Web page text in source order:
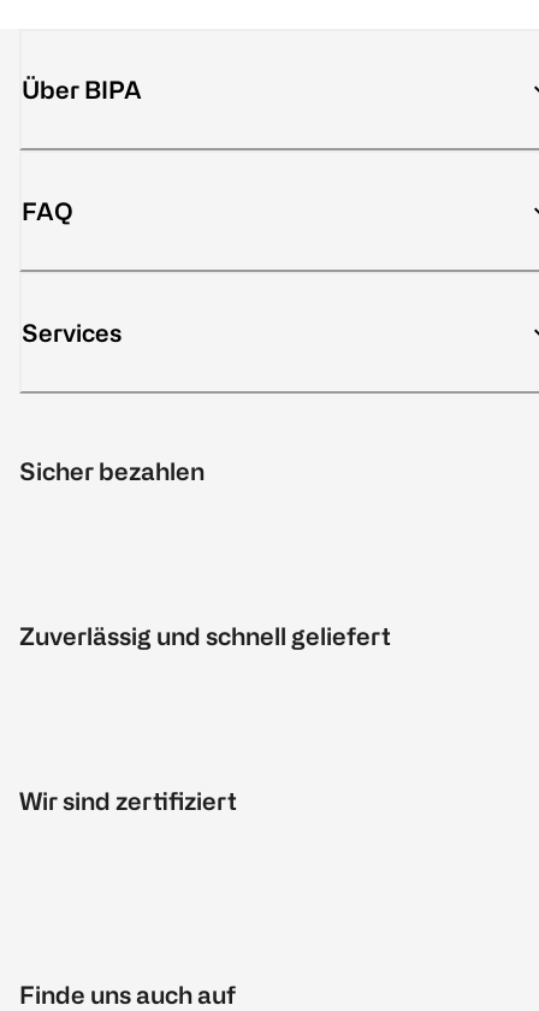
Über BIPA
FAQ
Services
Sicher bezahlen
Zuverlässig und schnell geliefert
Wir sind zertifiziert
Finde uns auch auf